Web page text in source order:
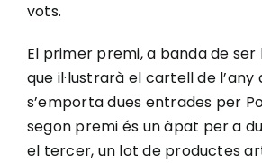
vots.
El primer premi, a banda de
que il·lustrarà el cartell de
s’emporta dues entrades per
segon premi és un àpat per a
el tercer, un lot de productes